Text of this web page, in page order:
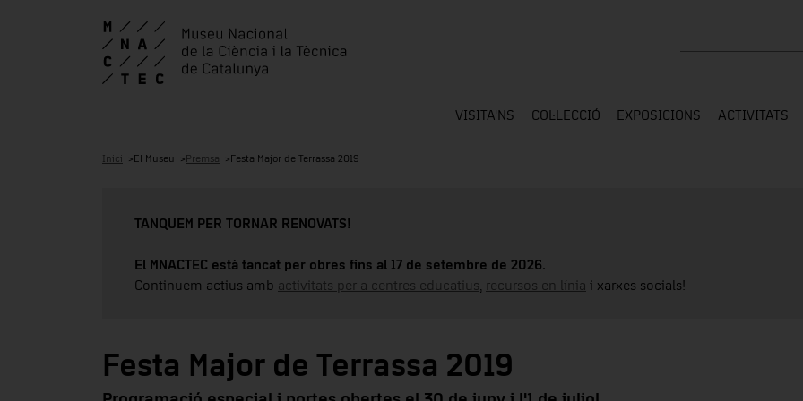
VISITA'NS COL·LECCIÓ EXPOSICIONS ACTIVITATS
Inici El Museu Premsa Festa Major de Terrassa 2019
TANQUEM PER TORNAR RENOVATS!
El MNACTEC està tancat per obres fins al 17 de setembre de 2026.
Continuem actius amb activitats per a centres educatius recursos en línia i xarxes socials!
Festa Major de Terrassa 2019